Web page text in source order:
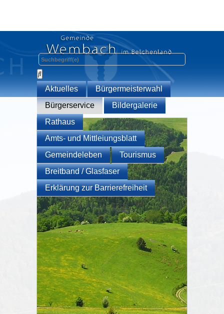
Aktuelles
Bürgermeisterwahl
Bürgerservice
Bildergalerie
Rathaus
Amts- und Mittleiungsblatt
Gemeindeleben
Tourismus
Breitband / Glasfaser
Erklärung zur Barrierefreiheit